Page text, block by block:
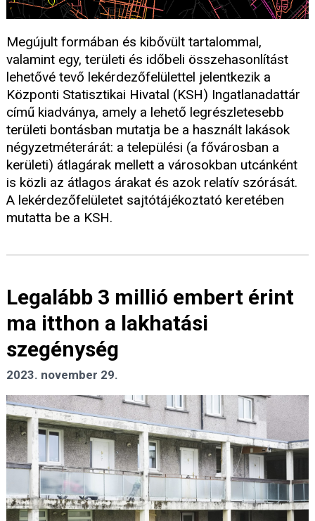
Megújult formában és kibővült tartalommal,
valamint egy, területi és időbeli összehasonlítást
lehetővé tevő lekérdezőfelülettel jelentkezik a
Központi Statisztikai Hivatal (KSH) Ingatlanadattár
című kiadványa, amely a lehető legrészletesebb
területi bontásban mutatja be a használt lakások
négyzetméterárát: a települési (a fővárosban a
kerületi) átlagárak mellett a városokban utcánként
is közli az átlagos árakat és azok relatív szórását.
A lekérdezőfelületet sajtótájékoztató keretében
mutatta be a KSH.
Legalább 3 millió embert érint
ma itthon a lakhatási
szegénység
2023. november 29.